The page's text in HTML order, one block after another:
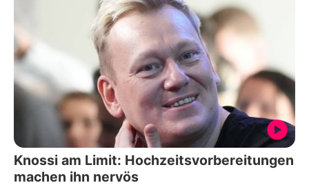
Knossi am Limit: Hochzeitsvorbereitungen
machen ihn nervös